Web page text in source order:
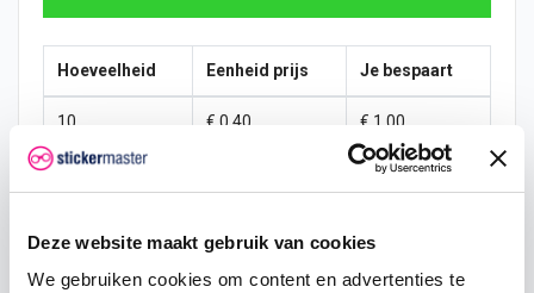
Deze website maakt gebruik van cookies
We gebruiken cookies om content en advertenties te
Hoeveelheid Eenheid prijs Je bespaart
10 € 0,40 € 1,00
15 € 2,25
€ 10,00